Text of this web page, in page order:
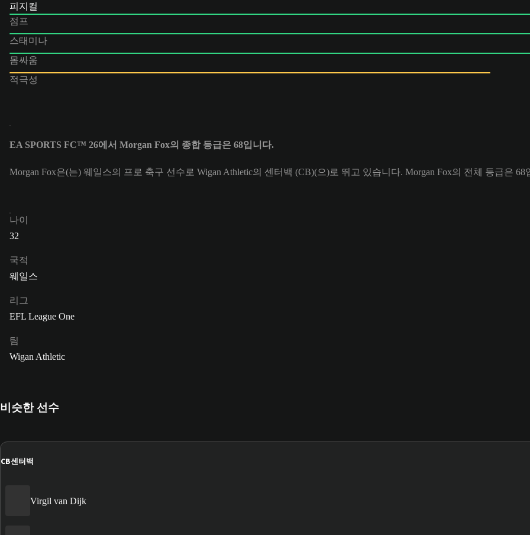
피지컬
점프
스태미나
몸싸움
적극성
EA SPORTS FC™ 26에서 Morgan Fox의 종합 등급은 68입니다.
Morgan Fox은(는) 웨일스의 프로 축구 선수로 Wigan Athletic의 센터백 (CB)(으)로 뛰고 있습니다. Morgan Fox의 전체 등급은 68
나이
32
국적
웨일스
리그
EFL League One
팀
Wigan Athletic
비슷한 선수
CB센터백
Virgil van Dijk